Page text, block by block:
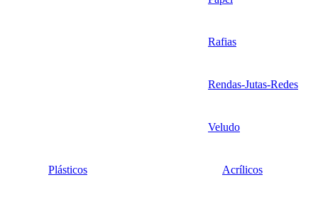
Rafias
Rendas-Jutas-Redes
Veludo
Plásticos Acrílicos